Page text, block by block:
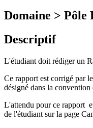
Domaine > Pôle
Descriptif
L'étudiant doit rédiger un
Ce rapport est corrigé par
désigné dans la convention
L'attendu pour ce rapport
de l'étudiant sur la page